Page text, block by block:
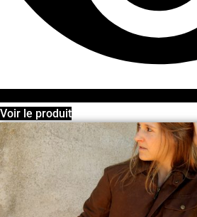
Voir le produit